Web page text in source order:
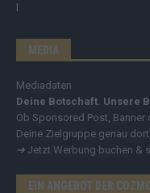
MEDIA
Mediadaten
Deine Botschaft. Unsere
Ob Sponsored Post,
Deine Zielgruppe genau
➔ Jetzt Werbung buchen &
EIN ANGEBOT DER